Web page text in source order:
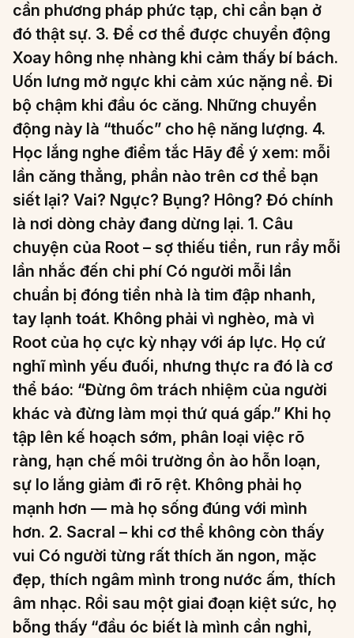
cần phương pháp phức tạp, chỉ cần bạn ở
đó thật sự. 3. Để cơ thể được chuyển động
Xoay hông nhẹ nhàng khi cảm thấy bí bách.
Uốn lưng mở ngực khi cảm xúc nặng nề. Đi
bộ chậm khi đầu óc căng. Những chuyển
động này là “thuốc” cho hệ năng lượng. 4.
Học lắng nghe điểm tắc Hãy để ý xem: mỗi
lần căng thẳng, phần nào trên cơ thể bạn
siết lại? Vai? Ngực? Bụng? Hông? Đó chính
là nơi dòng chảy đang dừng lại. 1. Câu
chuyện của Root – sợ thiếu tiền, run rẩy mỗi
lần nhắc đến chi phí Có người mỗi lần
chuẩn bị đóng tiền nhà là tim đập nhanh,
tay lạnh toát. Không phải vì nghèo, mà vì
Root của họ cực kỳ nhạy với áp lực. Họ cứ
nghĩ mình yếu đuối, nhưng thực ra đó là cơ
thể báo: “Đừng ôm trách nhiệm của người
khác và đừng làm mọi thứ quá gấp.” Khi họ
tập lên kế hoạch sớm, phân loại việc rõ
ràng, hạn chế môi trường ồn ào hỗn loạn,
sự lo lắng giảm đi rõ rệt. Không phải họ
mạnh hơn — mà họ sống đúng với mình
hơn. 2. Sacral – khi cơ thể không còn thấy
vui Có người từng rất thích ăn ngon, mặc
đẹp, thích ngâm mình trong nước ấm, thích
âm nhạc. Rồi sau một giai đoạn kiệt sức, họ
bỗng thấy “đầu óc biết là mình cần nghỉ,